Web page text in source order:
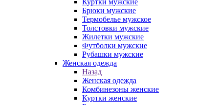
Куртки мужские
Брюки мужские
Термобелье мужское
Толстовки мужские
Жилетки мужские
Футболки мужские
Рубашки мужские
Женская одежда
Назад
Женская одежда
Комбинезоны женские
Куртки женские